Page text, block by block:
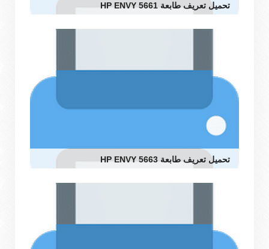
تحميل تعريف طابعة HP ENVY 5661
تحميل تعريف طابعة HP ENVY 5663